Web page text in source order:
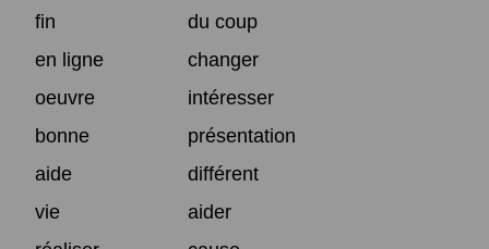
fin
du coup
en ligne
changer
oeuvre
intéresser
bonne
présentation
aide
différent
vie
aider